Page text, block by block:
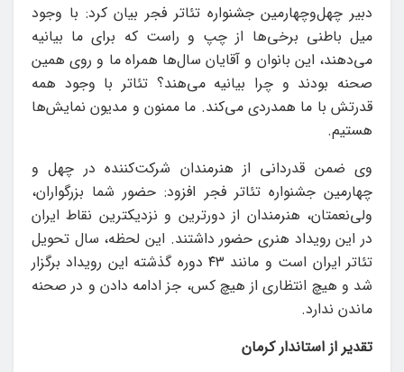
دبیر چهل‌وچهارمین جشنواره تئاتر فجر بیان کرد: با وجود
میل باطنی برخی‌ها از چپ و راست که برای ما بیانیه
می‌دهند، این بانوان و آقایان سال‌ها همراه ما و روی همین
صحنه بودند و چرا بیانیه می‌هند؟ تئاتر با وجود همه
قدرتش با ما همدردی می‌کند. ما ممنون و مدیون نمایش‌ها
هستیم.
وی ضمن قدردانی از هنرمندان شرکت‌کننده در چهل و
چهارمین جشنواره تئاتر فجر افزود: حضور شما بزرگواران،
ولی‌نعمتان، هنرمندان از دورترین و نزدیکترین نقاط ایران
در این رویداد هنری حضور داشتند. این لحظه، سال تحویل
تئاتر ایران است و مانند ۴۳ دوره گذشته این رویداد برگزار
شد و هیچ انتظاری از هیچ کس، جز ادامه دادن و در صحنه
ماندن ندارد.
تقدیر از استاندار کرمان